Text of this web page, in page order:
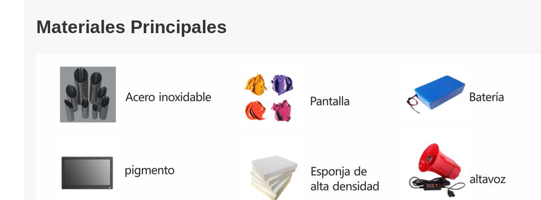
Materiales Principales